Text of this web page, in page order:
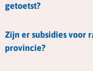
getoetst?
Zijn er subsidies voor
provincie?